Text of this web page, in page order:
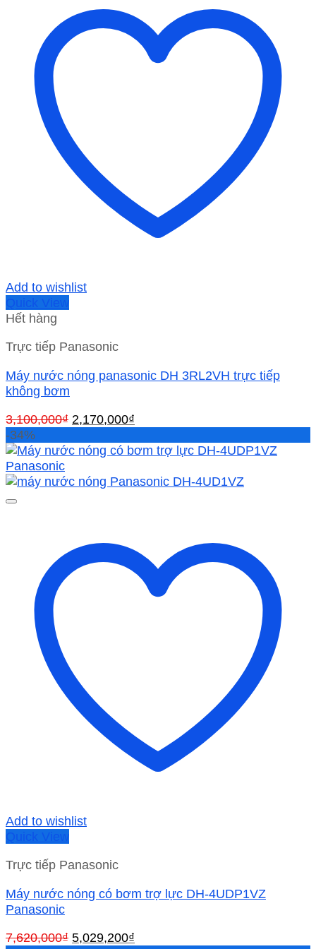
Add to wishlist
Quick View
Hết hàng
Trực tiếp Panasonic
Máy nước nóng panasonic DH 3RL2VH trực tiếp
không bơm
3,100,000₫ Giá
là:
2,170,000₫
tại
2,170,000₫.
-34%
Add to wishlist
Quick View
Trực tiếp Panasonic
Máy nước nóng có bơm trợ lực DH-4UDP1VZ
Panasonic
7,620,000₫ Giá
5,029,200₫